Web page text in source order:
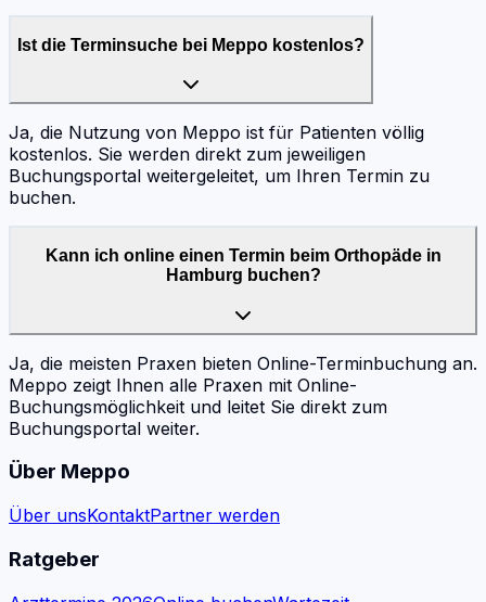
Ist die Terminsuche bei Meppo kostenlos?
Ja, die Nutzung von Meppo ist für Patienten völlig
kostenlos. Sie werden direkt zum jeweiligen
Buchungsportal weitergeleitet, um Ihren Termin zu
buchen.
Kann ich online einen Termin beim Orthopäde in
Hamburg buchen?
Ja, die meisten Praxen bieten Online-Terminbuchung an.
Meppo zeigt Ihnen alle Praxen mit Online-
Buchungsmöglichkeit und leitet Sie direkt zum
Buchungsportal weiter.
Über Meppo
Über unsKontaktPartner werden
Ratgeber